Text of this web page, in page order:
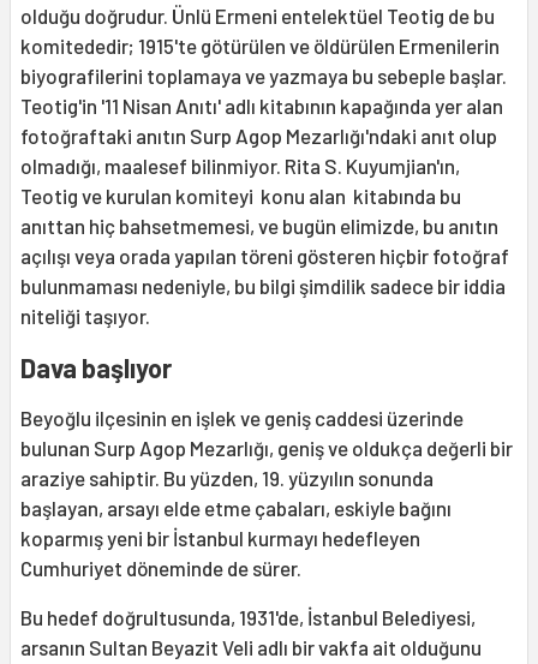
olduğu doğrudur. Ünlü Ermeni entelektüel Teotig de bu
komitededir; 1915'te götürülen ve öldürülen Ermenilerin
biyografilerini toplamaya ve yazmaya bu sebeple başlar.
Teotig'in '11 Nisan Anıtı' adlı kitabının kapağında yer alan
fotoğraftaki anıtın Surp Agop Mezarlığı'ndaki anıt olup
olmadığı, maalesef bilinmiyor. Rita S. Kuyumjian'ın,
Teotig ve kurulan komiteyi konu alan kitabında bu
anıttan hiç bahsetmemesi, ve bugün elimizde, bu anıtın
açılışı veya orada yapılan töreni gösteren hiçbir fotoğraf
bulunmaması nedeniyle, bu bilgi şimdilik sadece bir iddia
niteliği taşıyor.
Dava başlıyor
Beyoğlu ilçesinin en işlek ve geniş caddesi üzerinde
bulunan Surp Agop Mezarlığı, geniş ve oldukça değerli bir
araziye sahiptir. Bu yüzden, 19. yüzyılın sonunda
başlayan, arsayı elde etme çabaları, eskiyle bağını
koparmış yeni bir İstanbul kurmayı hedefleyen
Cumhuriyet döneminde de sürer.
Bu hedef doğrultusunda, 1931'de, İstanbul Belediyesi,
arsanın Sultan Beyazit Veli adlı bir vakfa ait olduğunu